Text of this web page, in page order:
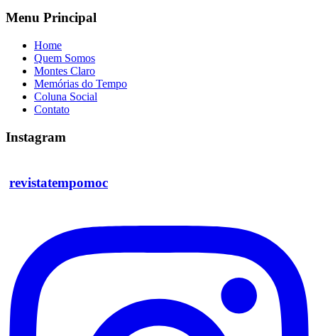
Menu Principal
Home
Quem Somos
Montes Claro
Memórias do Tempo
Coluna Social
Contato
Instagram
revistatempomoc